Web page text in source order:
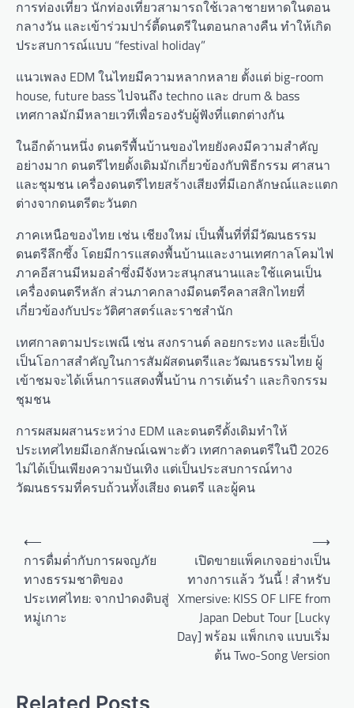
การท่องเที่ยว นักท่องเที่ยวสามารถใช้เวลาชายหาดในตอน
กลางวัน และเข้าร่วมปาร์ตี้ดนตรีในตอนกลางคืน ทำให้เกิด
ประสบการณ์แบบ “festival holiday”
แนวเพลง EDM ในไทยมีความหลากหลาย ตั้งแต่ big-room
house, future bass ไปจนถึง techno และ drum & bass
เทศกาลมักมีหลายเวทีเพื่อรองรับผู้ฟังที่แตกต่างกัน
ในอีกด้านหนึ่ง ดนตรีพื้นบ้านของไทยยังคงมีความสำคัญ
อย่างมาก ดนตรีไทยดั้งเดิมมักเกี่ยวข้องกับพิธีกรรม ศาสนา
และชุมชน เครื่องดนตรีไทยสร้างเสียงที่มีเอกลักษณ์และแตก
ต่างจากดนตรีตะวันตก
ภาคเหนือของไทย เช่น เชียงใหม่ เป็นพื้นที่ที่มีวัฒนธรรม
ดนตรีลึกซึ้ง โดยมีการแสดงพื้นบ้านและงานเทศกาลโคมไฟ
ภาคอีสานมีหมอลำซึ่งมีจังหวะสนุกสนานและใช้แคนเป็น
เครื่องดนตรีหลัก ส่วนภาคกลางมีดนตรีคลาสสิกไทยที่
เกี่ยวข้องกับประวัติศาสตร์และราชสำนัก
เทศกาลตามประเพณี เช่น สงกรานต์ ลอยกระทง และยี่เป็ง
เป็นโอกาสสำคัญในการสัมผัสดนตรีและวัฒนธรรมไทย ผู้
เข้าชมจะได้เห็นการแสดงพื้นบ้าน การเต้นรำ และกิจกรรม
ชุมชน
การผสมผสานระหว่าง EDM และดนตรีดั้งเดิมทำให้
ประเทศไทยมีเอกลักษณ์เฉพาะตัว เทศกาลดนตรีในปี 2026
ไม่ได้เป็นเพียงความบันเทิง แต่เป็นประสบการณ์ทาง
วัฒนธรรมที่ครบถ้วนทั้งเสียง ดนตรี และผู้คน
⟵
การดื่มด่ำกับการผจญภัย
ทางธรรมชาติของ
ประเทศไทย: จากป่าดงดิบสู่
หมู่เกาะ
เปิดขายแพ็คเกจอย่างเป็น
ทางการแล้ว วันนี้ ! สำหรับ
Xmersive: KISS OF LIFE from
Japan Debut Tour [Lucky
Day] พร้อม แพ็กเกจ แบบเริ่ม
ต้น Two-Song Version
⟶
Related Posts